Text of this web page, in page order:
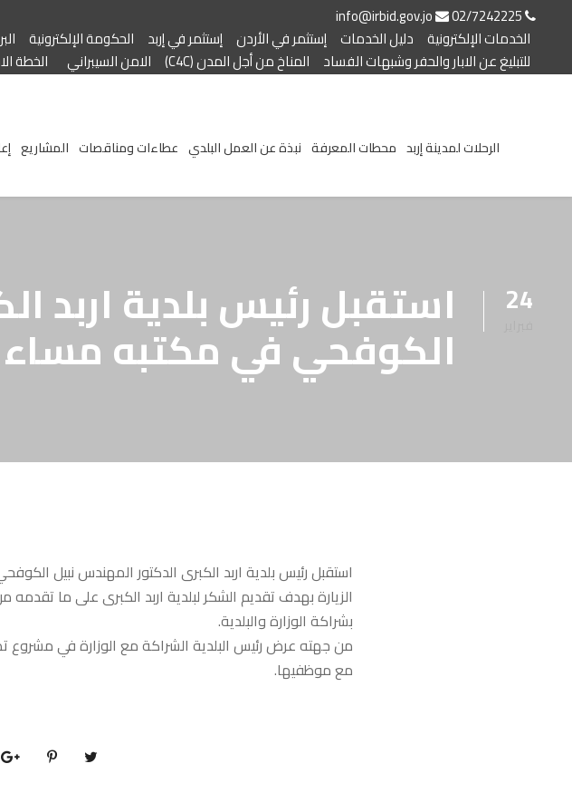
الخدمات الإلكترونية دليل الخدمات إستثمر في الأردن إستثمر في إربد الحكومة الإلكترونية
للتبليغ عن الابار والحفر وشبهات الفساد المناخ من أجل المدن (C4C) الامن السيبراني الخطة
الرحلات لمدينة إربد محطات المعرفة نبذة عن العمل البلدي عطاءات ومناقصات المشاريع
24 استقبل رئيس بلدية اربد
الكوفحي في مكتبه مساء
استقبل رئيس بلدية اربد الكبرى الدكتور المهندس نبيل
الزيارة بهدف تقديم الشكر لبلدية اربد الكبرى على ما
بشراكة الوزارة والبلدية.
من جهته عرض رئيس البلدية الشراكة مع الوزارة في مشروع
مع موظفيها.